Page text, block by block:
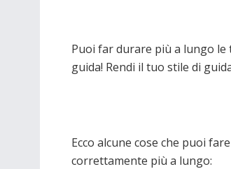
Puoi far durare più a lungo
guida! Rendi il tuo stile di
Ecco alcune cose che puoi
correttamente più a lungo: